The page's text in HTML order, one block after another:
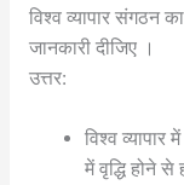
विश्व व्यापार संगठन
जानकारी दीजिए ।
उत्तर:
विश्व व्यापार
में वृद्धि होने से